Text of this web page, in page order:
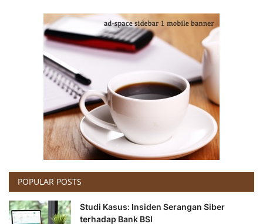
POPULAR POSTS
Studi Kasus: Insiden Serangan Siber
terhadap Bank BSI